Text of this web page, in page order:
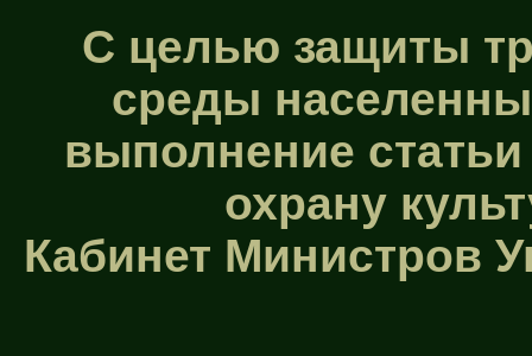
С целью защиты
среды
выполнение
охрану
Кабинет Министров